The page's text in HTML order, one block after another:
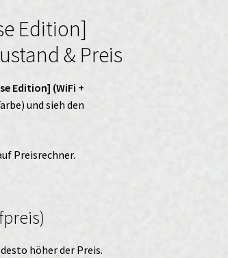
Edition]
& Preis
Edition] (WiFi +
und sieh den
Preisrechner.
höher der Preis.